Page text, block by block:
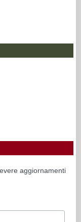
aggiornamenti